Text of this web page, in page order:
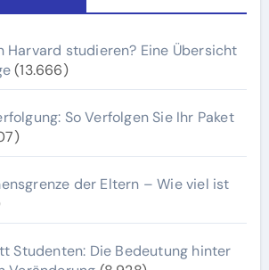
Harvard studieren? Eine Übersicht
(13.666)
So Verfolgen Sie Ihr Paket
der Eltern – Wie viel ist
Studenten: Die Bedeutung hinter